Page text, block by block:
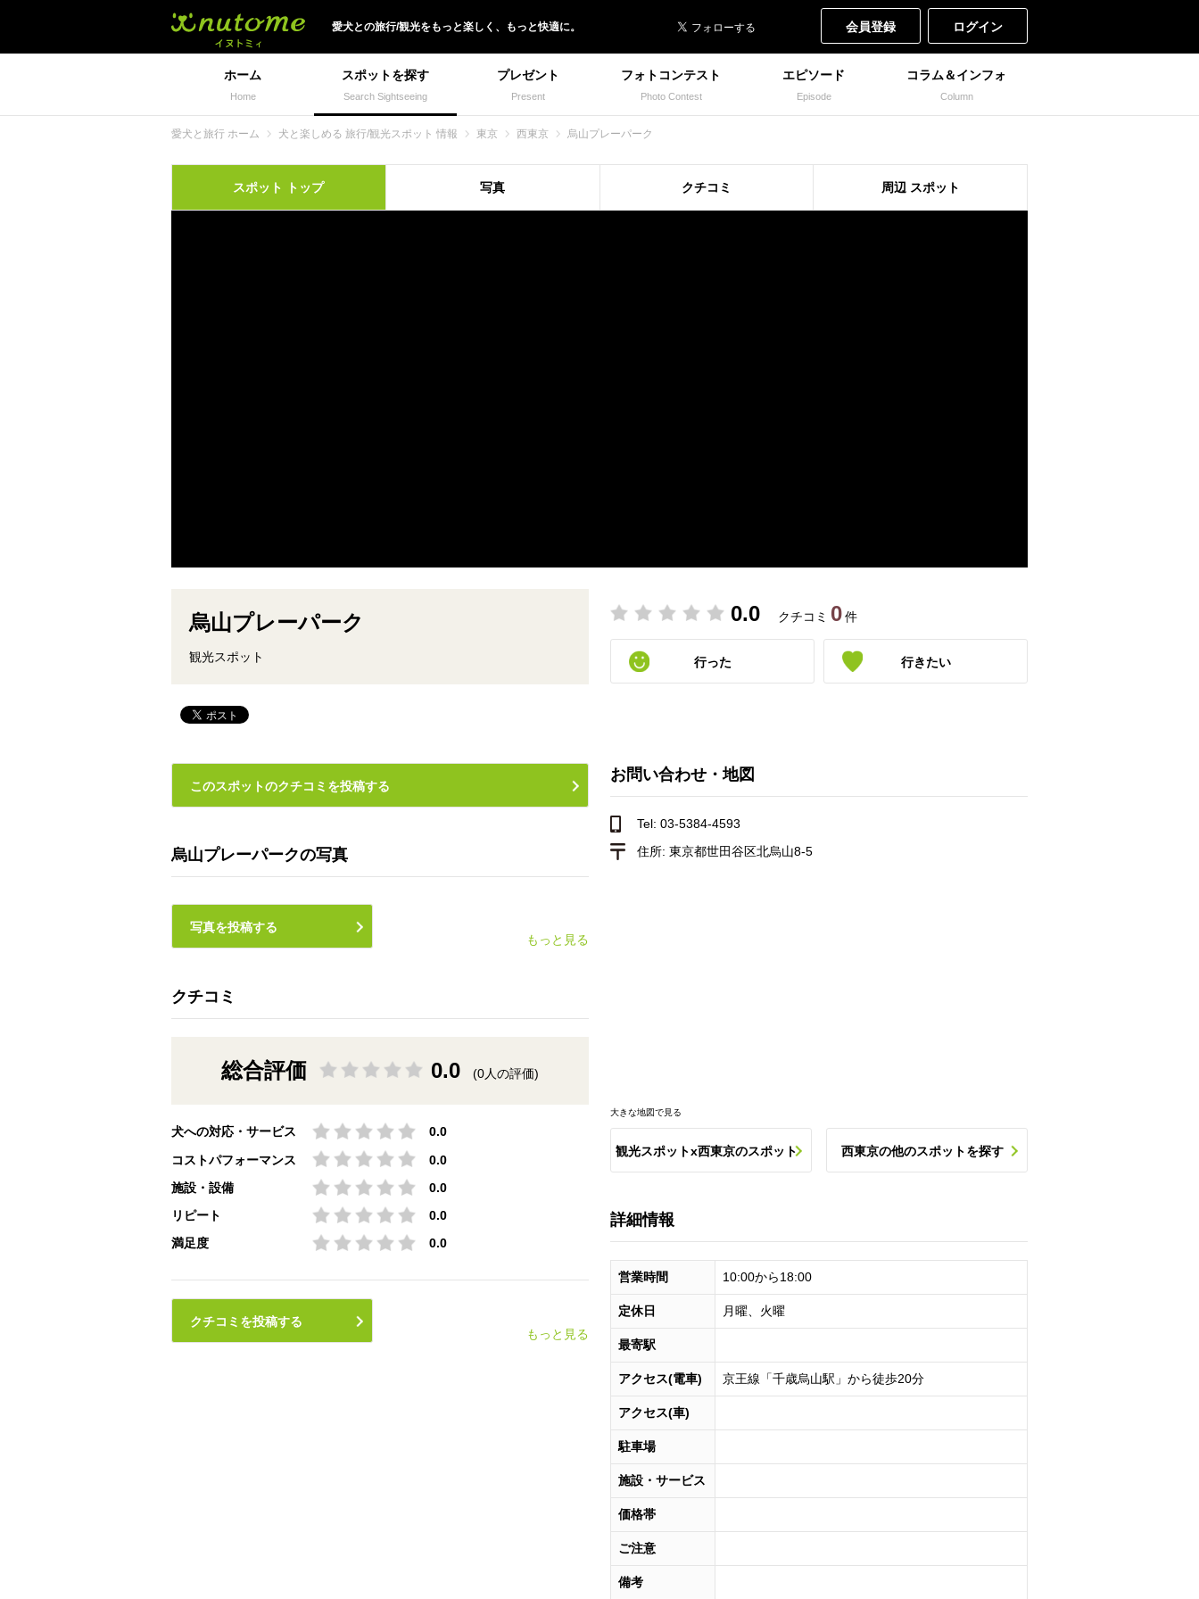
愛犬との旅行/観光をもっと楽しく、 もっと快適に。 会員登録 ログイン
ホーム
Home
スポットを探す
Search Sightseeing
プレゼント
Present
フォトコンテスト
Photo Contest
エピソード
Episode
コラム＆インフォ
Column
愛犬と旅行 ホーム 犬と楽しめる 旅行/観光スポット 情報 東京 西東京 烏山プレーパーク
スポット トップ 写真 クチコミ 周辺 スポット
烏山プレーパーク
観光スポット
0.0 クチコミ 0件
行った 行きたい
このスポットのクチコミを投稿する
烏山プレーパークの写真
もっと見る
写真を投稿する
クチコミ
総合評価 0.0 (0人の評価)
犬への対応・サービス
0.0
コストパフォーマンス
0.0
施設・設備
0.0
リピート
0.0
満足度
0.0
もっと見る
クチコミを投稿する
お問い合わせ・地図
Tel: 03-5384-4593
住所: 東京都世田谷区北烏山8-5
大きな地図で見る
観光スポットx西東京のスポット 西東京の他のスポットを探す
詳細情報
営業時間 10:00から18:00
定休日 月曜、火曜
最寄駅
アクセス(電車) 京王線「千歳烏山駅」から徒歩20分
アクセス(車)
駐車場
施設・サービス
価格帯
ご注意
備考